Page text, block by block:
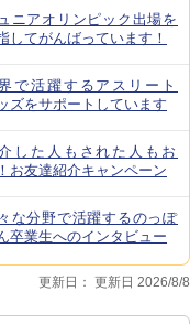
ニアオリンピック出場を
してがんばっています！
で活躍するアスリート
ズをサポートしています
した人もされた人もお
お友達紹介キャンペーン
な分野で活躍するのっぽ
卒業生へのインタビュー
更新日： 更新日 2026/8/8